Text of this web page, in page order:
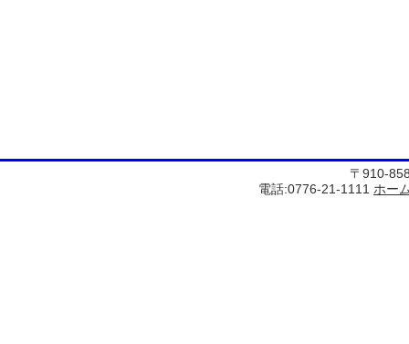
〒910-
電話:0776-21-1111 ホー